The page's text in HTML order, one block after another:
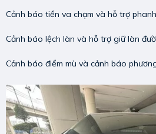
Cảnh báo tiền va chạm và hỗ trợ
Cảnh báo lệch làn và hỗ trợ giữ làn
Cảnh báo điểm mù và cảnh báo